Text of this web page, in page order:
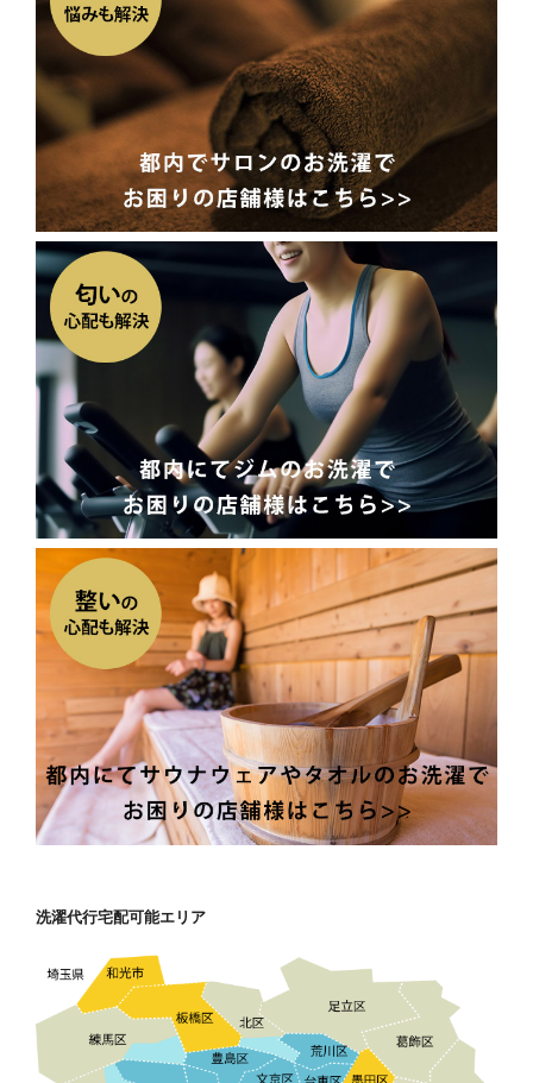
洗濯代行宅配可能エリア